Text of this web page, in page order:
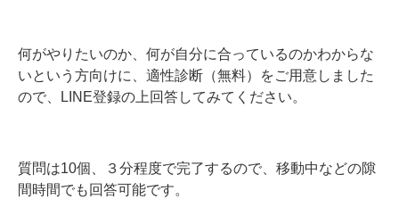
何がやりたいのか、何が自分に合っているのかわからな
いという方向けに、適性診断（無料）をご用意しました
ので、LINE登録の上回答してみてください。
質問は10個、３分程度で完了するので、移動中などの隙
間時間でも回答可能です。